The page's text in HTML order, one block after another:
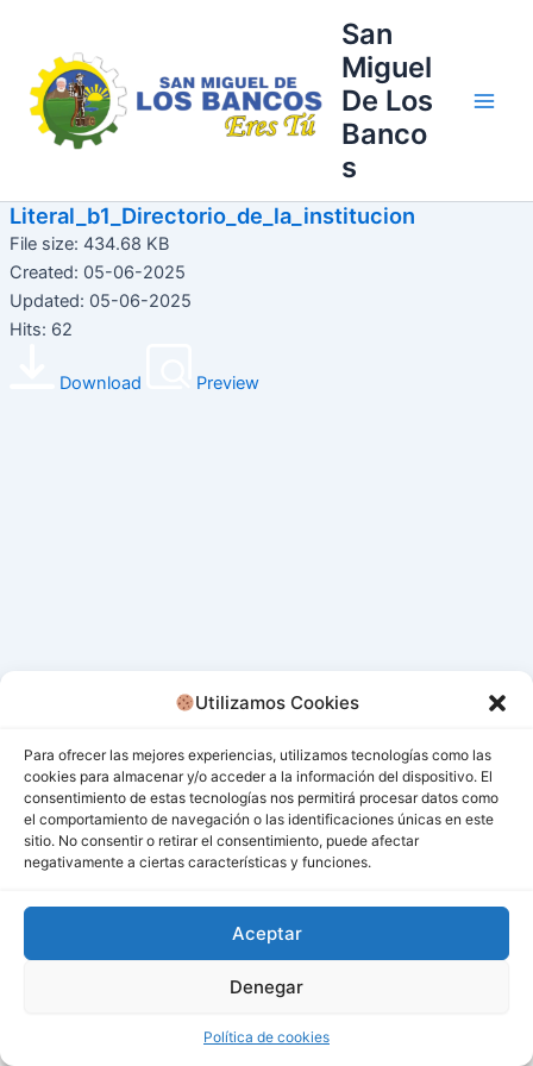
Utilizamos Cookies
Para ofrecer las mejores experiencias, utilizamos tecnologías como las
cookies para almacenar y/o acceder a la información del dispositivo. El
consentimiento de estas tecnologías nos permitirá procesar datos como
el comportamiento de navegación o las identificaciones únicas en este
sitio. No consentir o retirar el consentimiento, puede afectar
negativamente a ciertas características y funciones.
Aceptar
Denegar
Política de cookies
contenido
San
Miguel
De Los
Banco
s
Literal_b1_Directorio_de_la_institucion
File size: 434.68 KB
Created: 05-06-2025
Updated: 05-06-2025
Hits: 62
Download Preview
Todos los derechos © 2026 San Miguel De Los Bancos |